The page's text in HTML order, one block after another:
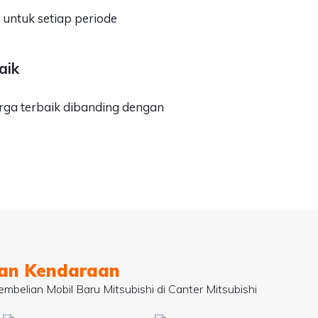
setiap periode
terbaik dibanding dengan
Kendaraan
Mobil Baru Mitsubishi di Canter Mitsubishi